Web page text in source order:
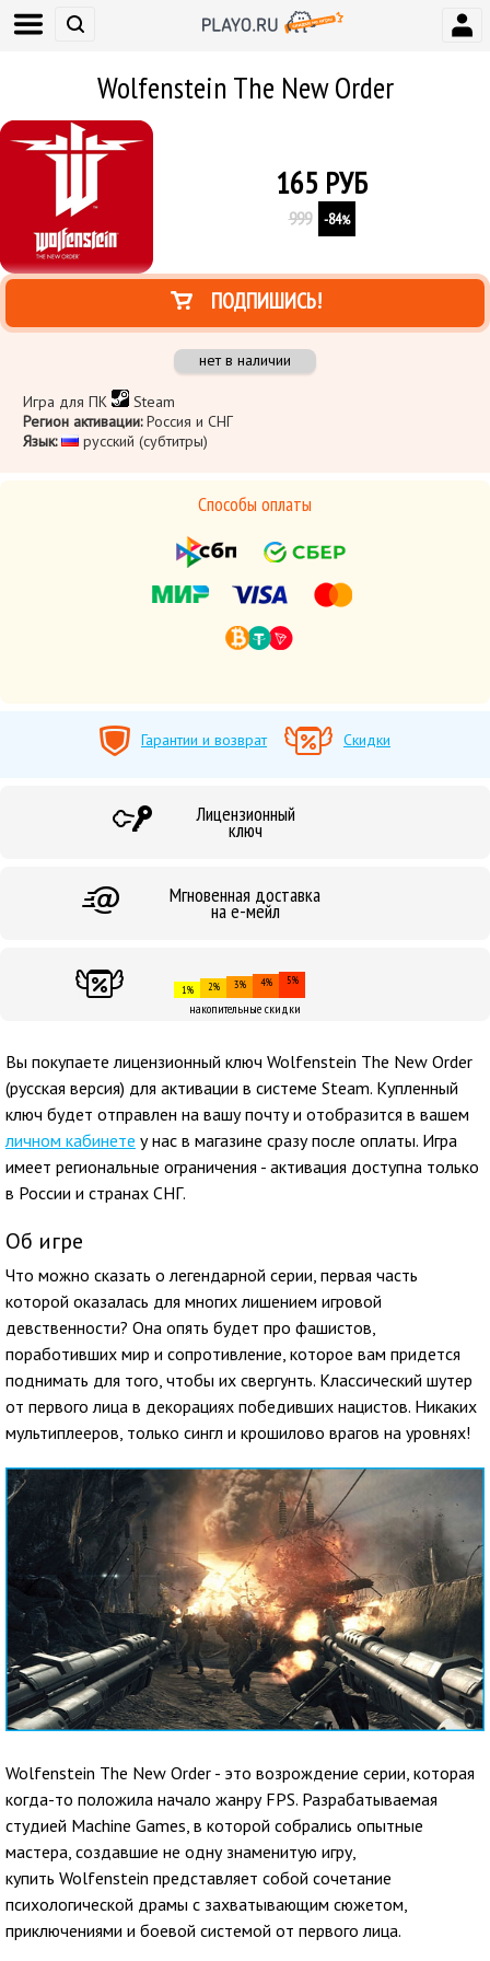
Wolfenstein The New Order
165 РУБ
999 -84%
ПОДПИШИСЬ!
нет в наличии
Игра для ПК
Steam
Регион активации:Россия и СНГ
Язык:
русский (субтитры)
Способы оплаты
Гарантии и возврат Скидки
Лицензионный
ключ
Мгновенная доставка
на е-мейл
1% 2% 3% 4% 5%
накопительные скидки
Вы покупаете лицензионный ключ Wolfenstein The New Order
(русская версия) для активации в системе Steam. Купленный
ключ будет отправлен на вашу почту и отобразится в вашем
личном кабинете у нас в магазине сразу после оплаты. Игра
имеет региональные ограничения - активация доступна только
в России и странах СНГ.
Об игре
Что можно сказать о легендарной серии, первая часть
которой оказалась для многих лишением игровой
девственности? Она опять будет про фашистов,
поработивших мир и сопротивление, которое вам придется
поднимать для того, чтобы их свергунть. Классический шутер
от первого лица в декорациях победивших нацистов. Никаких
мультиплееров, только сингл и крошилово врагов на уровнях!
Wolfenstein The New Order - это возрождение серии, которая
когда-то положила начало жанру FPS. Разрабатываемая
студией Machine Games, в которой собрались опытные
мастера, создавшие не одну знаменитую игру,
купить Wolfenstein представляет собой сочетание
психологической драмы с захватывающим сюжетом,
приключениями и боевой системой от первого лица.